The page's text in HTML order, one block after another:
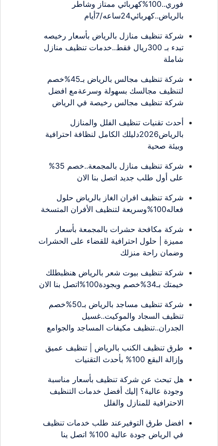
فوري..100%كهربائي ممتاز وشاطر
بالرياض..كهربائي24ساعه/7أيام
شركة تنظيف منازل بالرياض بأسعار رخيصه
تبدء بـ 300ريال فقط..خدمات تنظيف منازل
شاملة
شركة تنظيف مجالس بالرياض بـ45%خصم
لتنظيف مجالسك بسهولة وسرعةمع افضل
شركة تنظيف مجالس رخيصة في الرياض
أحدث تقنيات تنظيف الفلل والمنازل
بالرياض2026دليلك الكامل لنظافة احترافية
وبيئة صحية
شركة تنظيف منازل بالمجمعة..خصم 35%
على أول طلب جديد اتصل بنا الان
شركة تنظيف افران الغاز بالرياض حلول
فعاله100%وسريعة لتنظيف الأفران المتسخة
شركة مكافحة حشرات بالمجمعة بأسعار
مميزة | حلول احترافية للقضاء على الحشرات
وضمان راحة منزلك
شركة تنظيف بيوت شعر بالرياض هنظبطلك
خيمتك بـ34%خصم وبجودة100%اتصل بنا الان
شركة تنظيف مساجد بالرياض بـ50%خصم
تنظيف السجاد والموكيت..غسيل
الجدران..تنظيف مكيفات المساجد والجوامع
طرق تنظيف الكنب بالرياض | تنظيف عميق
وإزالة البقع 100% بأحدث التقنيات
هل تبحث عن شركة تنظيف بأسعار مناسبة
وجودة عالية؟ إليك أفضل خدمات التنظيف
الاحترافية للمنازل والفلل
افضل طرق التوفيرعند طلب خدمات تنظيف
في الرياض جودة عالية 100% اتصل ينا